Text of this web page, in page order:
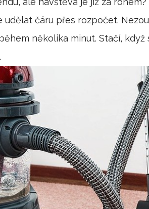
udělat čáru přes rozpočet.
několika minut. Stačí, když